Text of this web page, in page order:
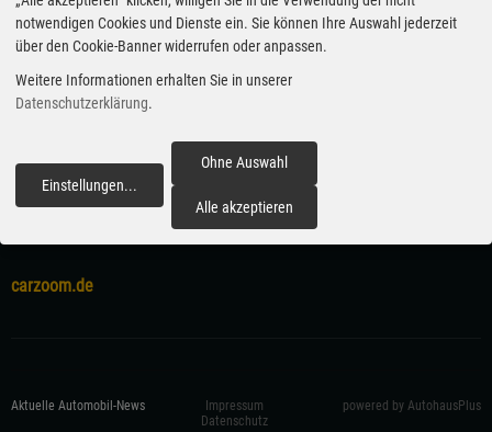
Veröffentlicht am 27.09.2019
Red Dot Design Concept
carzoom.de
Aktuelle Automobil-News
Impressum
Datenschutz
powered by AutohausPlus
notwendigen Cookies und Dienste ein. Sie können Ihre Auswahl jederzeit
über den Cookie-Banner widerrufen oder anpassen.
Weitere Informationen erhalten Sie in unserer
Datenschutzerklärung.
Einstellungen...
Ohne Auswahl
Alle akzeptieren